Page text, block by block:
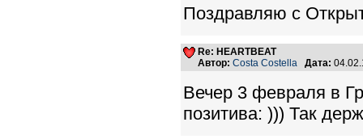
Поздравляю с
Re: HEARTBEAT
Автор: Costa Costella Дата:
Вечер 3 февраля в
позитива: ))) Так